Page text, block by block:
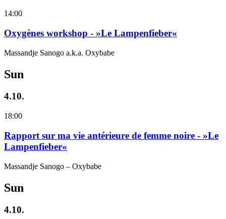
14:00
Oxygènes workshop - »Le Lampenfieber«
Massandje Sanogo a.k.a. Oxybabe
Sun
4.10.
18:00
Rapport sur ma vie antérieure de femme noire - »Le
Lampenfieber«
Massandje Sanogo – Oxybabe
Sun
4.10.